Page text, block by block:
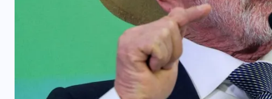
ALERTA RIO GERAL
METEOROLOGIA PREVISÃO
RIO DE JANEIRO